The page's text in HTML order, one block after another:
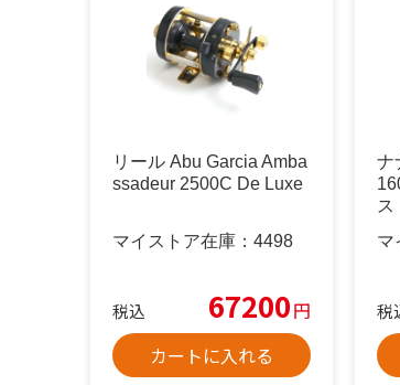
リール Abu Garcia Amba
ssadeur 2500C De Luxe
マイストア在庫： 4498
税込 67200円
カートに入れる
ナ
ス
マ
税